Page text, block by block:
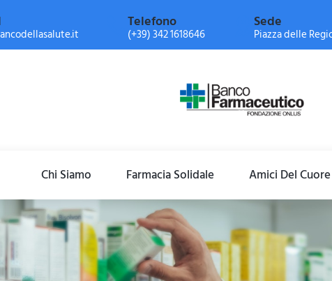
Telefono
(+39) 342 1618646
Sede
Piazza delle
Chi Siamo Farmacia Solidale Amici Del Cuore